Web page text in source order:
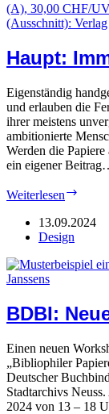
Haupt:
Eigenständig
und erlauben die
ihrer meistens
ambitionierte
Werden die
ein eigener
Weiterlesen
ein
13.09.2024
Design
BDBI:
Einen neuen
„Bibliophiler
Deutscher
Stadtarchivs
2024 von 13 – 18